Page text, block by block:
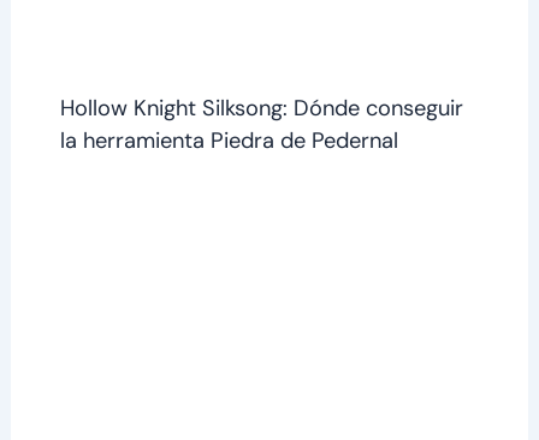
Hollow Knight Silksong: Dónde conseguir
la herramienta Piedra de Pedernal